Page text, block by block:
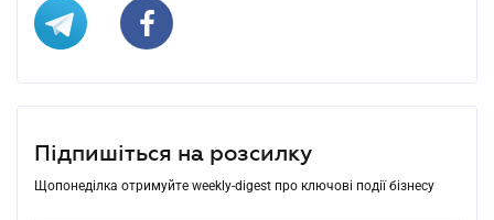
Підпишіться на розсилку
Щопонеділка отримуйте weekly-digest про ключові події бізнесу